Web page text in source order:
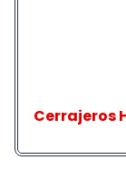
Cerrajeros